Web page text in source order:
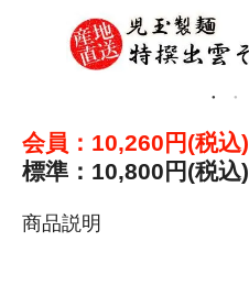
会員：10,260円(税込)
標準：10,800円(税込)
商品説明